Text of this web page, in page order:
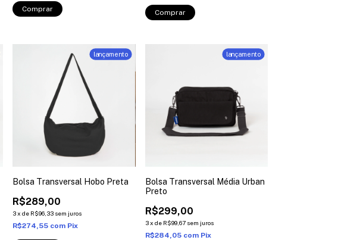
lançamento
Bolsa Transversal Hobo Preta
R$289,00
3xde R$96,33 sem juros
R$274,55 com Pix
lançamento
Bolsa Transversal Média Urban
Preto
R$299,00
3 x de R$99,67 sem juros
R$284,05 com Pix